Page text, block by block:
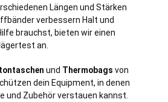
Längen und Stärken
verbessern Halt und
brauchst, bieten wir einen
an.
und Thermobags von
dein Equipment, in denen
und Zubehör verstauen kannst.